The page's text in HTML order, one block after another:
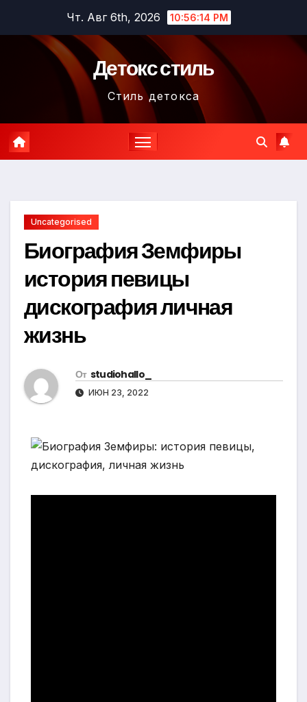
содержимому
Чт. Авг 6th, 2026 10:56:15 PM
Детокс стиль
Стиль детокса
Uncategorised
Биография Земфиры
история певицы
дискография личная
жизнь
От studiohallo_
ИЮН 23, 2022